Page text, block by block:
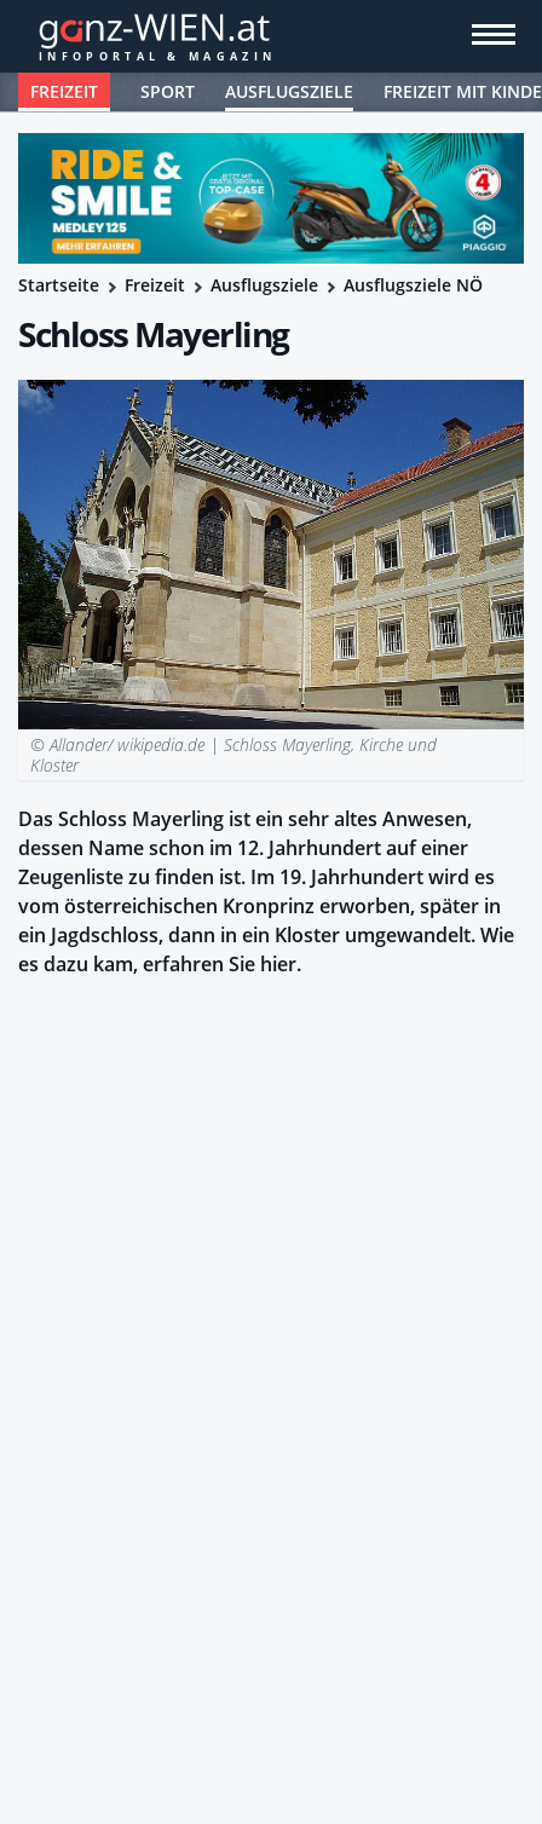
FREIZEIT SPORT AUSFLUGSZIELE FREIZEIT MIT
Startseite Freizeit Ausflugsziele Ausflugsziele NÖ
Schloss Mayerling
© Allander/ wikipedia.de | Schloss Mayerling, Kirche und
Kloster
Das Schloss Mayerling ist ein sehr altes Anwesen,
dessen Name schon im 12. Jahrhundert auf einer
Zeugenliste zu finden ist. Im 19. Jahrhundert wird es
vom österreichischen Kronprinz erworben, später in
ein Jagdschloss, dann in ein Kloster umgewandelt. Wie
es dazu kam, erfahren Sie hier.